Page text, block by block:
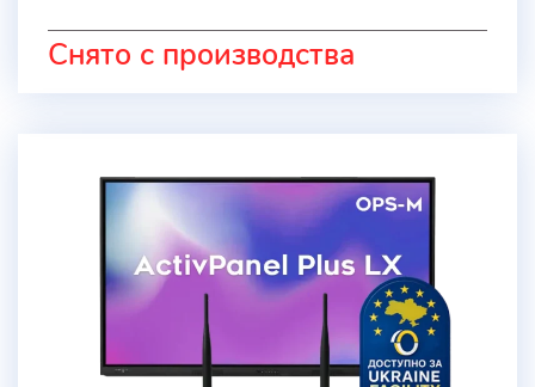
Снято с производства